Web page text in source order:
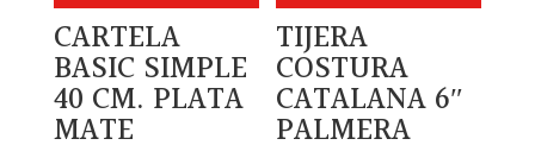
CARTELA
BASIC SIMPLE
40 CM. PLATA
MATE
TIJERA
COSTURA
CATALANA 6″
PALMERA